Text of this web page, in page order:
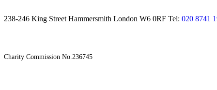
238-246 King Street Hammersmith London W6 0RF Tel: 020 8741
Charity Commission No.236745